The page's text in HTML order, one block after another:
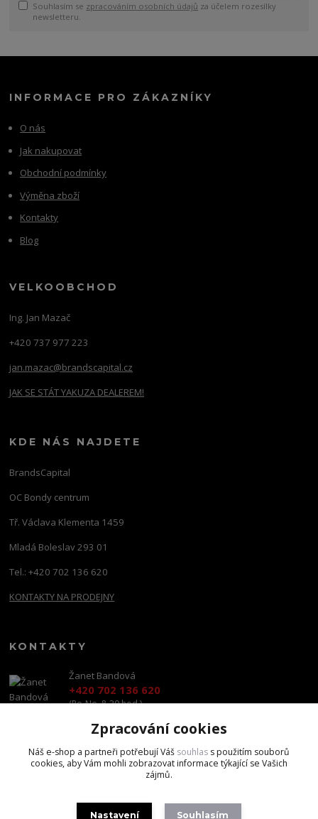
Souhlasím se zpracováním osobních údajů za účelem rozesílky
newsletteru.
INFORMACE PRO ZÁKAZNÍKY
O nás
Jak nakupovat
Obchodní podmínky
Výměna zboží
Kontakty
Blog
VELKOOBCHOD
Ing. Jan Mazač
+420 737 977 223
jan.mazac@brandscapital.cz
JAK SE STÁT YAKUZA DEALEREM!
KDE NÁS NAJDETE
BrandsCapital
OC Bondy centrum
Tř. Václava Klementa 1459
Mladá Boleslav 293 01
Tel.: +420 702 136 620
KONTAKTY NA PRODEJNY
KONTAKTY
Žanet Bandová
+420 702 136 620
(Po-Ne, 8-20 hod.)
shop@brandscapital.cz
Zpracování cookies
Náš e-shop a partneři potřebují Váš souhlas s použitím souborů
cookies, aby Vám mohli zobrazovat informace týkající se Vašich
zájmů.
Nastavení Souhlasím